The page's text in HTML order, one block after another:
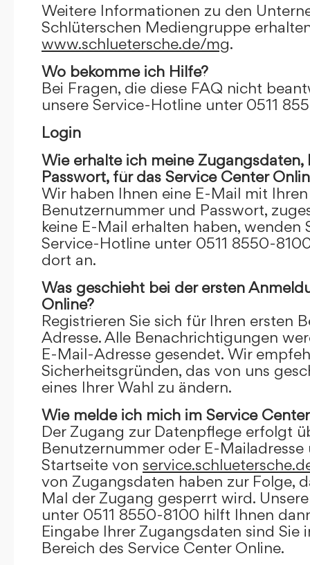
Weitere Informationen zu den
Schlüterschen Mediengruppe
www.schluetersche.de/mg.
Wo bekomme ich Hilfe?
Bei Fragen, die diese FAQ nicht
unsere Service-Hotline unter 0511
Login
Wie erhalte ich meine
Passwort, für das Service Center
Wir haben Ihnen eine E-Mail mit
Benutzernummer und Passwort,
keine E-Mail erhalten haben, wenden
Service-Hotline unter 0511 8550-
dort an.
Was geschieht bei der ersten
Online?
Registrieren Sie sich für Ihren ersten
Adresse. Alle Benachrichtigungen
E-Mail-Adresse gesendet. Wir
Sicherheitsgründen, das von uns
eines Ihrer Wahl zu ändern.
Wie melde ich mich im Service
Der Zugang zur Datenpflege erfolgt
Benutzernummer oder E-
Startseite von
von Zugangsdaten haben zur Folge,
Mal der Zugang gesperrt wird.
unter 0511 8550-8100 hilft Ihnen
Eingabe Ihrer Zugangsdaten sind Sie
Bereich des Service Center Online.